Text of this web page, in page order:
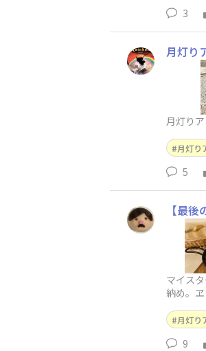
3
月灯り
月灯り
月灯り
5
【最
マイス
納め。
月灯り
9